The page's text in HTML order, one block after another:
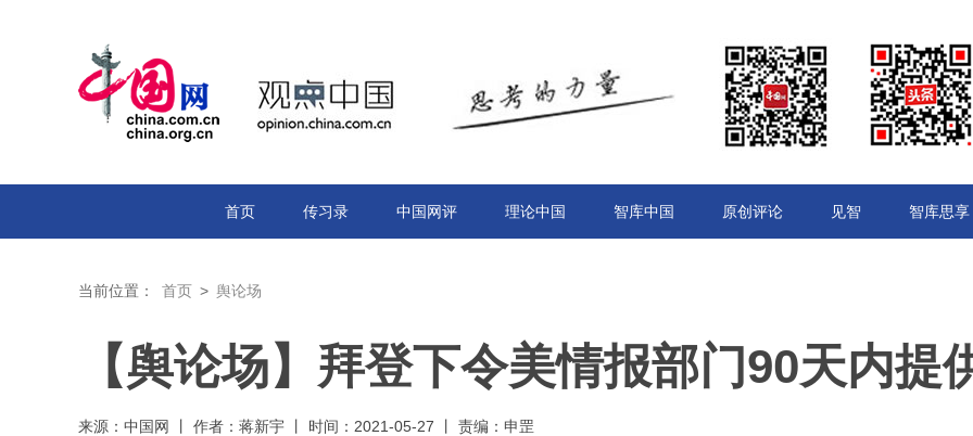
首页 传习录 中国网评 理论中国 智库中国 原创评论 见智 智库思享
当前位置： 首页 > 舆论场
【舆论场】拜登下令美情报部门90天内提
来源：中国网 丨 作者：蒋新宇 丨 时间：2021-05-27 丨 责编：申罡